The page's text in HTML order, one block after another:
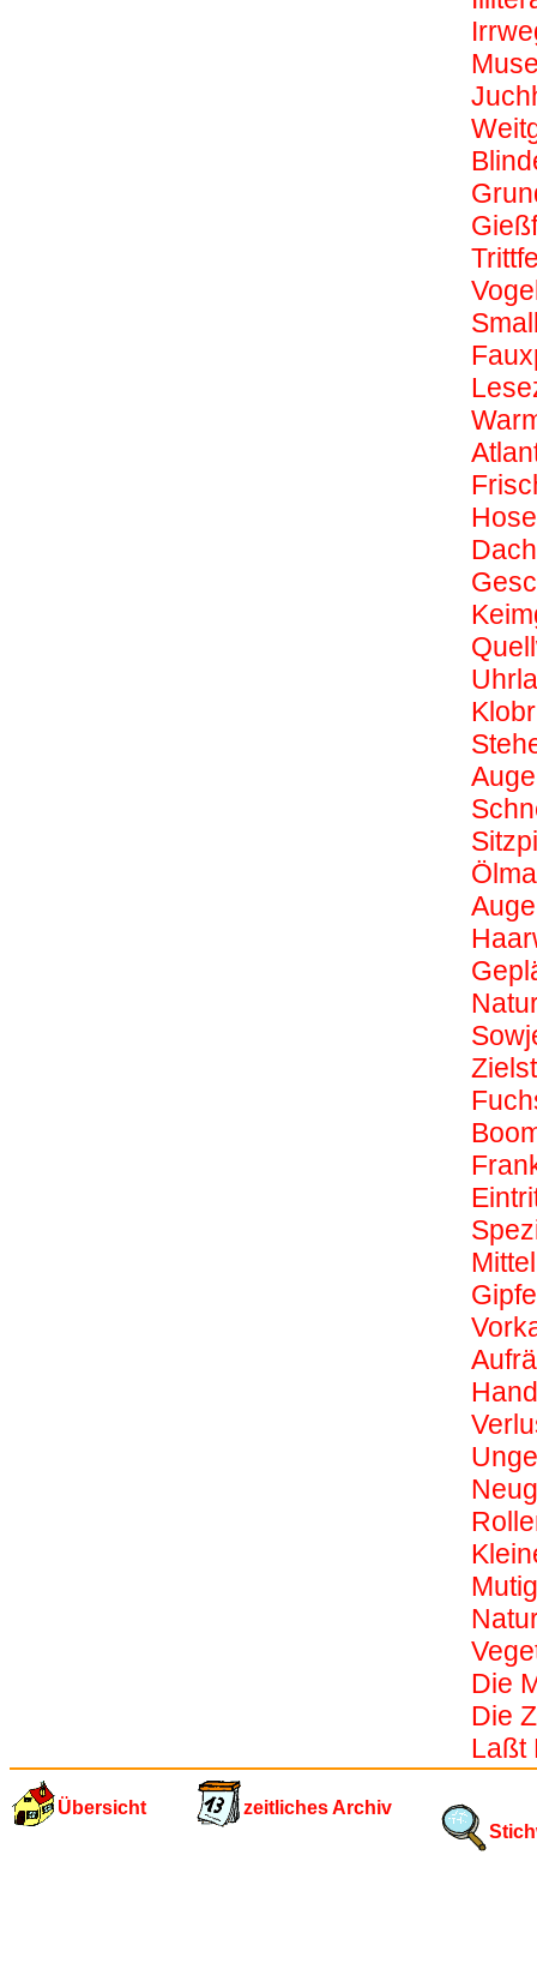
Die
Die
Laßt
Übersicht
zeitliches Archiv